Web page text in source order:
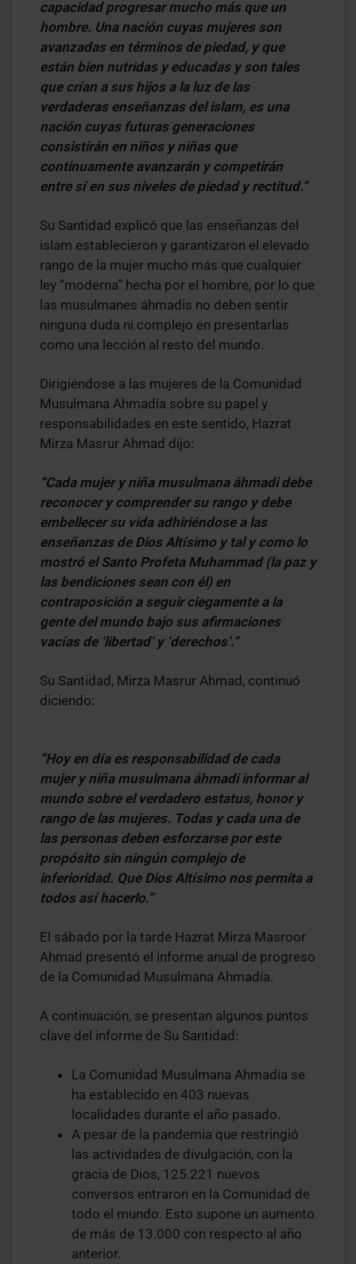
capacidad progresar mucho más que un
hombre. Una nación cuyas mujeres son
avanzadas en términos de piedad, y que
están bien nutridas y educadas y son tales
que crían a sus hijos a la luz de las
verdaderas enseñanzas del islam, es una
nación cuyas futuras generaciones
consistirán en niños y niñas que
continuamente avanzarán y competirán
entre sí en sus niveles de piedad y rectitud.”
Su Santidad explicó que las enseñanzas del
islam establecieron y garantizaron el elevado
rango de la mujer mucho más que cualquier
ley “moderna” hecha por el hombre, por lo que
las musulmanes áhmadis no deben sentir
ninguna duda ni complejo en presentarlas
como una lección al resto del mundo.
Dirigiéndose a las mujeres de la Comunidad
Musulmana Ahmadía sobre su papel y
responsabilidades en este sentido, Hazrat
Mirza Masrur Ahmad dijo:
“Cada mujer y niña musulmana áhmadi debe
reconocer y comprender su rango y debe
embellecer su vida adhiriéndose a las
enseñanzas de Dios Altísimo y tal y como lo
mostró el Santo Profeta Muhammad (la paz y
las bendiciones sean con él) en
contraposición a seguir ciegamente a la
gente del mundo bajo sus afirmaciones
vacías de ‘libertad’ y ‘derechos’.”
Su Santidad, Mirza Masrur Ahmad, continuó
diciendo:
“Hoy en día es responsabilidad de cada
mujer y niña musulmana áhmadi informar al
mundo sobre el verdadero estatus, honor y
rango de las mujeres. Todas y cada una de
las personas deben esforzarse por este
propósito sin ningún complejo de
inferioridad. Que Dios Altísimo nos permita a
todos así hacerlo.”
El sábado por la tarde Hazrat Mirza Masroor
Ahmad presentó el informe anual de progreso
de la Comunidad Musulmana Ahmadía.
A continuación, se presentan algunos puntos
clave del informe de Su Santidad:
La Comunidad Musulmana Ahmadía se
ha establecido en 403 nuevas
localidades durante el año pasado.
A pesar de la pandemia que restringió
las actividades de divulgación, con la
gracia de Dios, 125.221 nuevos
conversos entraron en la Comunidad de
todo el mundo. Esto supone un aumento
de más de 13.000 con respecto al año
anterior.